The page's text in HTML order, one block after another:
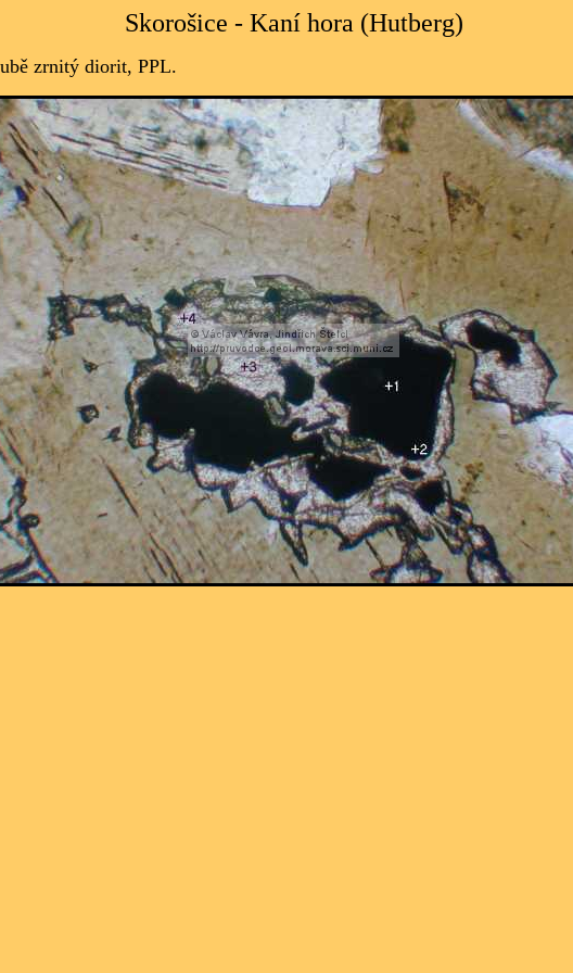
Skorošice - Kaní hora (Hutberg)
zrnitý diorit, PPL.